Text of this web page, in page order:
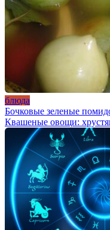
блюда
Бочковые зеленые
Квашеные овощи: